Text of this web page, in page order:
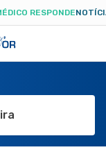
RESPONDE